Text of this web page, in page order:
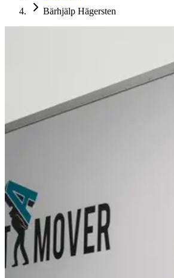
Bärhjälp Hägersten